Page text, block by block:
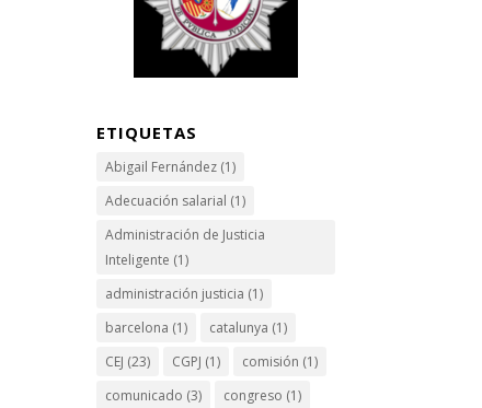
ETIQUETAS
Abigail Fernández (1)
Adecuación salarial (1)
Administración de Justicia
Inteligente (1)
administración justicia (1)
barcelona (1) catalunya (1)
CEJ (23) CGPJ (1) comisión (1)
comunicado (3) congreso (1)